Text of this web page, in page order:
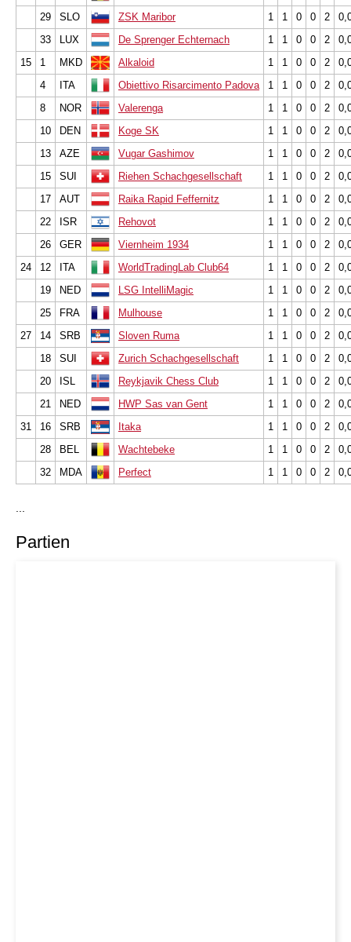
29 SLO ZSK Maribor 1 1 0 0 2
33
LUX De Sprenger Echternach 1 1 0 0 2
15
1 MKD Alkaloid 1 1 0 0 2
4
ITA Obiettivo Risarcimento Padova 1 1 0 0 2
8
NOR Valerenga 1 1 0 0 2
10
DEN Koge SK 1 1 0 0 2
13
AZE Vugar Gashimov 1 1 0 0 2
15
SUI Riehen Schachgesellschaft 1 1 0 0 2
17
AUT Raika Rapid Feffernitz 1 1 0 0 2
22
ISR Rehovot 1 1 0 0 2
26
GER Viernheim 1934 1 1 0 0 2
24
12 ITA WorldTradingLab Club64 1 1 0 0 2
19
NED LSG IntelliMagic 1 1 0 0 2
25
FRA Mulhouse 1 1 0 0 2
27
14 SRB Sloven Ruma 1 1 0 0 2
18
SUI Zurich Schachgesellschaft 1 1 0 0 2
20
ISL Reykjavik Chess Club 1 1 0 0 2
21
NED HWP Sas van Gent 1 1 0 0 2
31
16 SRB Itaka 1 1 0 0 2
28
BEL Wachtebeke 1 1 0 0 2
32
MDA Perfect 1 1 0 0 2
Partien